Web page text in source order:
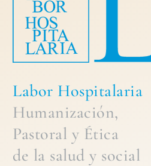
Labor Hospitalaria
Humanización,
Pastoral y Ética
de la salud y social